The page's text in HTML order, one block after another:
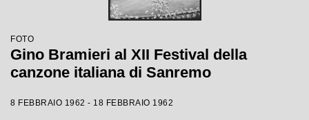
FOTO
Gino Bramieri al XII Festival della
canzone italiana di Sanremo
8 FEBBRAIO 1962 - 18 FEBBRAIO 1962